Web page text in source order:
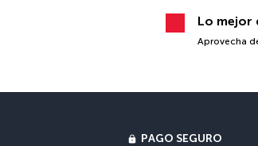
Lo mejor
Aprovecha
PAGO SEGURO